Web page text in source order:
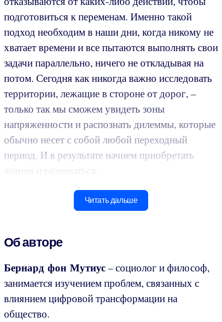
подготовиться к переменам. Именно такой
подход необходим в наши дни, когда никому не
хватает времени и все пытаются выполнять свои
задачи параллельно, ничего не откладывая на
потом. Сегодня как никогда важно исследовать
территории, лежащие в стороне от дорог, –
только так мы сможем увидеть зоны
напряженности и распознать дилеммы, которые
обычно несет с собой любой переходный
период. И в результате начнем приобретать
Читать дальше
Об авторе
Бернард фон Мутиус– социолог и философ,
занимается изучением проблем, связанных с
влиянием цифровой трансформации на
общество.